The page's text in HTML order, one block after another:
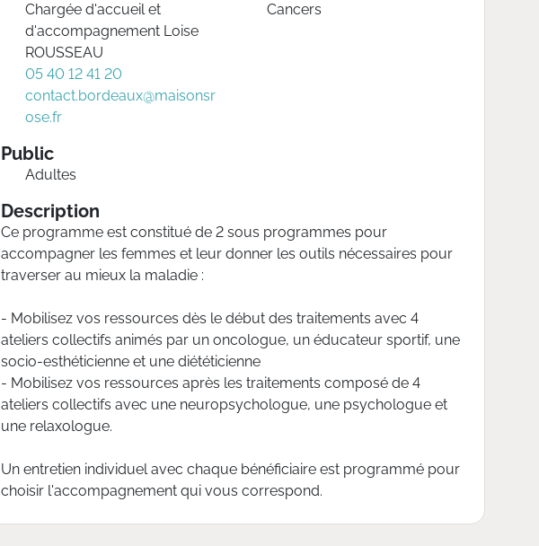
Chargée d'accueil et
d'accompagnement Loise
ROUSSEAU
05 40 12 41 20
contact.bordeaux@maisonsr
ose.fr
Cancers
Public
Adultes
Description
Ce programme est constitué de 2 sous programmes pour
accompagner les femmes et leur donner les outils nécessaires pour
traverser au mieux la maladie :
- Mobilisez vos ressources dès le début des traitements avec 4
ateliers collectifs animés par un oncologue, un éducateur sportif, une
socio-esthéticienne et une diététicienne
- Mobilisez vos ressources après les traitements composé de 4
ateliers collectifs avec une neuropsychologue, une psychologue et
une relaxologue.
Un entretien individuel avec chaque bénéficiaire est programmé pour
choisir l'accompagnement qui vous correspond.